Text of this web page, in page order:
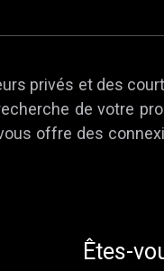
privés et des
de votre
offre des
Êtes-